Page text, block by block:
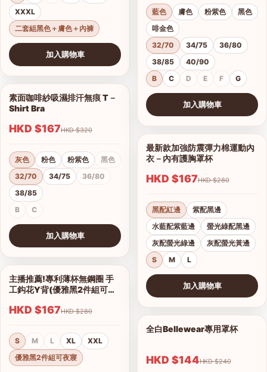
XXXL
二套組黑色＋膚色＋內褲
加入購物車
1/17
查看圖片
素面咖啡紗吸濕排汗無痕 T－
Shirt Bra
HKD $167 HKD $320
灰色 粉色 粉紫色
黑色
32/70
34/75
36/80
38/85
B
C
加入購物車
1/2
查看圖片
主播推薦!專利薄杯無鋼圈 手
工鈎花Y背(優雅黑2件組可夜
HKD $167 HKD $280
S M L XL
XXL
優雅黑2件組可夜寢
藍色 膚色 粉紫色
黑色
啡金色
32/70
34/75
36/80
38/85
40/90
B
C D E F G
加入購物車
1/11
查看圖片
最新款加強防震彈力棉運動內
衣－內有護胸罩杯
HKD $167 HKD $280
黑配紅邊
紫配黑邊
水藍配紫藍邊
螢光綠配黑邊
灰配螢光綠邊
灰配螢光黃邊
S
M L
加入購物車
查看圖片
全白Bellewear專用罩杯
HKD $144 HKD $240